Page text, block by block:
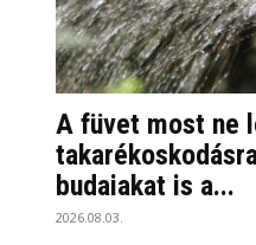
A füvet most ne
budaiakat is a...
2026.08.03.